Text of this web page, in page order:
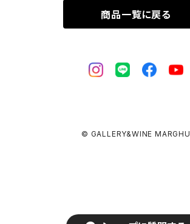
商品一覧に戻る
© GALLERY&WINE MARGHU